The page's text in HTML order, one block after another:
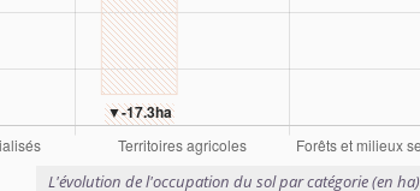
L'évolution de l'occupation du sol par catégorie (en ha)